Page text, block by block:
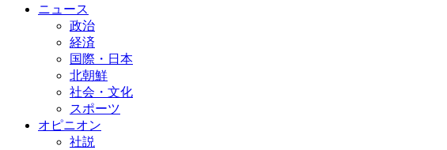
ニュース
政治
経済
国際・日本
北朝鮮
社会・文化
スポーツ
オピニオン
社説